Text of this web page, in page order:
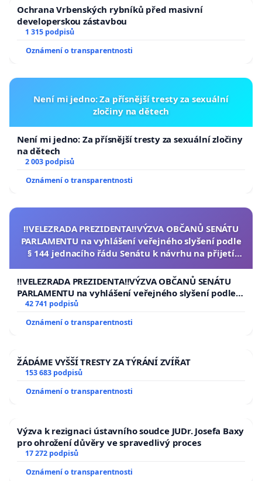
Ochrana Vrbenských rybníků před masivní
developerskou zástavbou
1 315 podpisů
Oznámení o transparentnosti
Není mi jedno: Za přísnější tresty za sexuální
zločiny na dětech
Není mi jedno: Za přísnější tresty za sexuální zločiny
na dětech
2 003 podpisů
Oznámení o transparentnosti
‼️VELEZRADA PREZIDENTA‼️VÝZVA OBČANŮ SENÁTU
PARLAMENTU na vyhlášení veřejného slyšení podle
§ 144 jednacího řádu Senátu k návrhu na přijetí
republiky
‼️VELEZRADA PREZIDENTA‼️VÝZVA OBČANŮ SENÁTU
PARLAMENTU na vyhlášení veřejného slyšení podle §
144 jednacího řádu Senátu k návrhu na přijetí
usnesení k podání ústavní žaloby na prezidenta
republiky
42 741 podpisů
Oznámení o transparentnosti
ŽÁDÁME VYŠŠÍ TRESTY ZA TÝRÁNÍ ZVÍŘAT
153 683 podpisů
Oznámení o transparentnosti
Výzva k rezignaci ústavního soudce JUDr. Josefa Baxy
pro ohrožení důvěry ve spravedlivý proces
17 272 podpisů
Oznámení o transparentnosti